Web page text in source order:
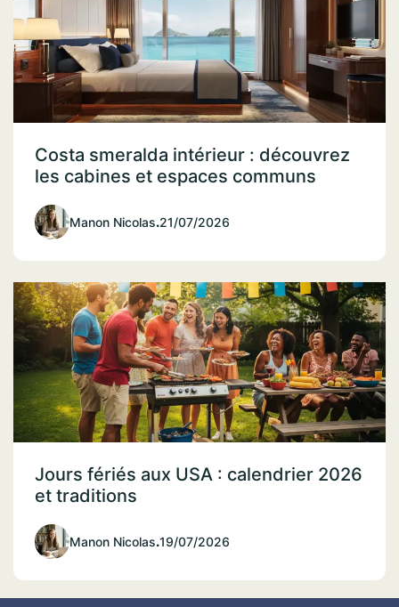
Costa smeralda intérieur : découvrez
les cabines et espaces communs
Manon Nicolas.21/07/2026
Jours fériés aux USA : calendrier 2026
et traditions
Manon Nicolas.19/07/2026